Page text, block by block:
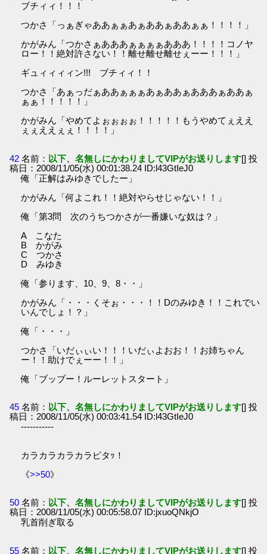
ブチィィ！！！
つかさ「っぁぎゃああぁぁあぁああぁああぁぁ！！！！」
かがみん「つかさぁあああぁぁぁぁあああ！！！！コノヤ
ロー！！絶対許さない！！離せ離せ離せぇーー！！！」
ギュィィィィン!!! ブチィィ！！
つかさ「あぁっだぁああぁぁぁあぁああぁあああぁああぁ
ぁぁ！！！！！」
かがみん「やめてよぉぉぉぉ！！！！！もうやめてぇええ
ぇぇええぇぇ！！！！」
42 名前： 以下、名無しにかわりましてVIPがお送りします[] 投
稿日：2008/11/05(水) 00:01:38.24 ID:l43GtIeJ0
俺「正解はみゆきでしたー」
かがみん「何よこれ！！絶対やらせじゃない！！」
俺「第3問 次のうちつかさが一番嫌いな奴は？」
A こなた
B かがみ
C つかさ
D みゆき
俺「参ります、10、9、8・・」
かがみん「・・・くそぉ・・・！！Dのみゆき！！これでい
いんでしょ！？」
俺「・・・」
つかさ「いだぃぃい！！！いだぃよおお！！お姉ちゃん
ー！！助けでぇーー！！」
俺「ブッブー！ルーレットスタート」
45 名前： 以下、名無しにかわりましてVIPがお送りします[] 投
稿日：2008/11/05(水) 00:03:41.54 ID:l43GtIeJ0
-----------
カラカラカラカラピタｯ！
《>>50》
50 名前： 以下、名無しにかわりましてVIPがお送りします[] 投
稿日：2008/11/05(水) 00:05:58.07 ID:jxuoQNkjO
乳首削ぎ取る
55 名前： 以下、名無しにかわりましてVIPがお送りします[] 投